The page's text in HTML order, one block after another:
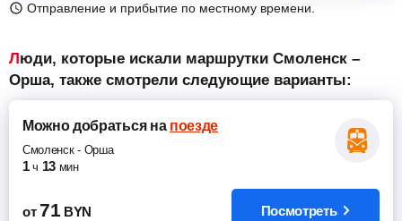
Отправление и прибытие по местному времени.
Люди, которые искали маршрутки Смоленск –
Орша, также смотрели следующие варианты:
Можно добратьсяна поезде
Смоленск- Орша
1 ч 13 мин
от 71 BYN Посмотреть